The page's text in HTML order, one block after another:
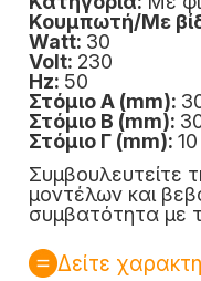
Κουμπωτή/Με
Watt: 30
Volt: 230
Hz: 50
Στόμιο Α (mm):
Στόμιο Β (mm):
Στόμιο Γ (mm): 10
Συμβουλευτείτε
μοντέλων και
συμβατότητα με
Δείτε